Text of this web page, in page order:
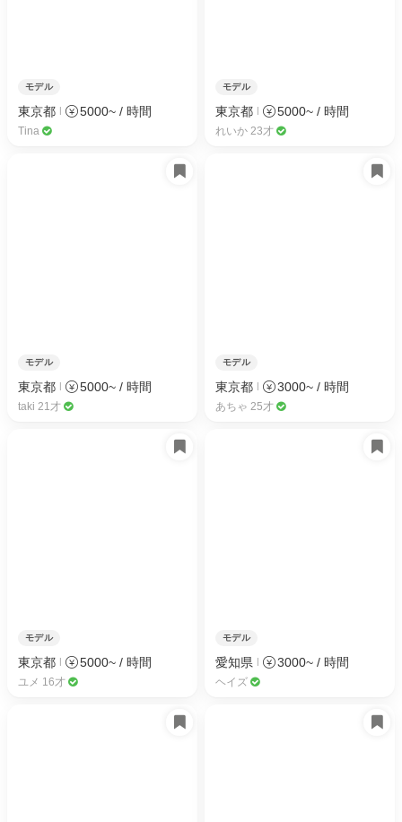
モデル
東京都 5000~ / 時間
Tina
モデル
東京都 5000~ / 時間
れいか 23才
モデル
東京都 5000~ / 時間
taki 21才
モデル
東京都 3000~ / 時間
あちゃ 25才
モデル
東京都 5000~ / 時間
ユメ 16才
モデル
愛知県 3000~ / 時間
ヘイズ